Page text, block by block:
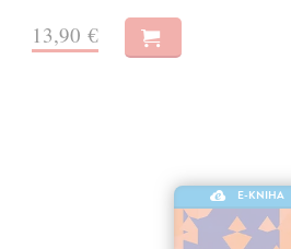
13,90 €
E-KNIHA